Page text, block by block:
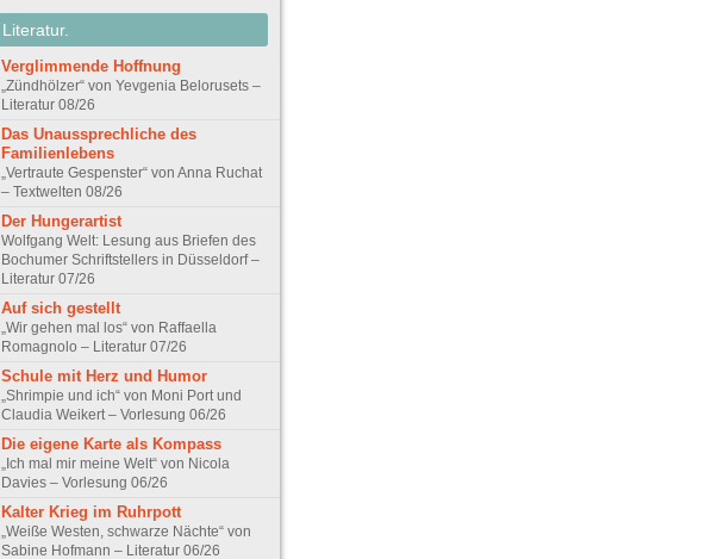
Literatur.
Verglimmende Hoffnung
„Zündhölzer“ von Yevgenia Belorusets –
Literatur 08/26
Das Unaussprechliche des
Familienlebens
„Vertraute Gespenster“ von Anna Ruchat
– Textwelten 08/26
Der Hungerartist
Wolfgang Welt: Lesung aus Briefen des
Bochumer Schriftstellers in Düsseldorf –
Literatur 07/26
Auf sich gestellt
„Wir gehen mal los“ von Raffaella
Romagnolo – Literatur 07/26
Schule mit Herz und Humor
„Shrimpie und ich“ von Moni Port und
Claudia Weikert – Vorlesung 06/26
Die eigene Karte als Kompass
„Ich mal mir meine Welt“ von Nicola
Davies – Vorlesung 06/26
Kalter Krieg im Ruhrpott
„Weiße Westen, schwarze Nächte“ von
Sabine Hofmann – Literatur 06/26